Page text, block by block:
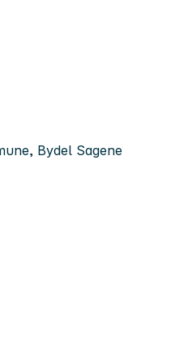
Bydel Sagene